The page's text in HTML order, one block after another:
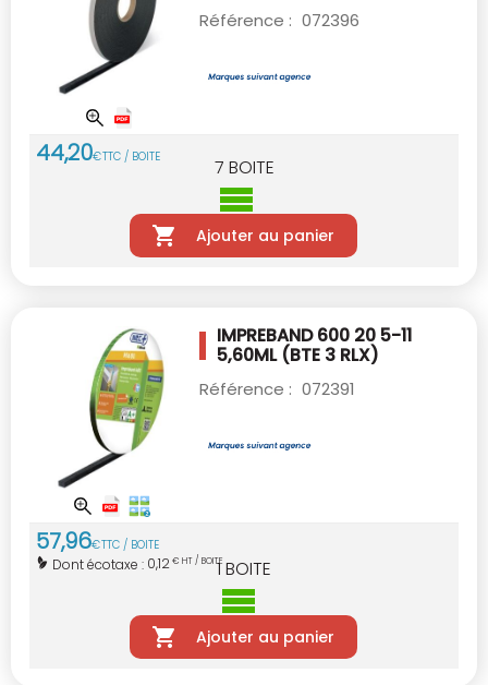
Référence : 072396
44,20€TTC / BOITE 7 BOITE
Ajouter au panier
IMPREBAND 600 20 5-11
5,60ML (BTE 3 RLX)
Référence : 072391
57,96€TTC / BOITE
Dont écotaxe : 0,12€ HT / BOITE
1BOITE
Ajouter au panier